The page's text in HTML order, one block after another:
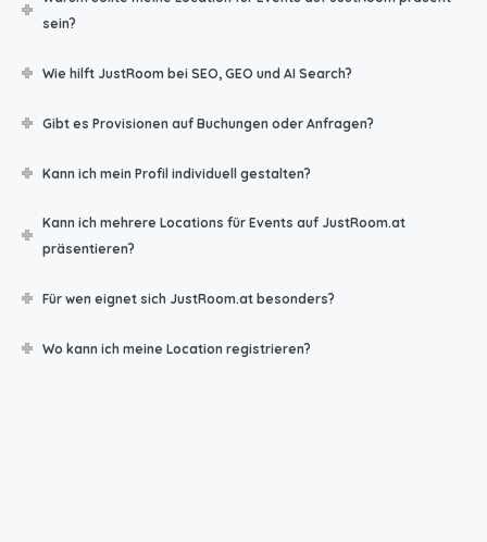
sein?
Wie hilft JustRoom bei SEO, GEO und AI Search?
Gibt es Provisionen auf Buchungen oder Anfragen?
Kann ich mein Profil individuell gestalten?
Kann ich mehrere Locations für Events auf JustRoom.at
präsentieren?
Für wen eignet sich JustRoom.at besonders?
Wo kann ich meine Location registrieren?